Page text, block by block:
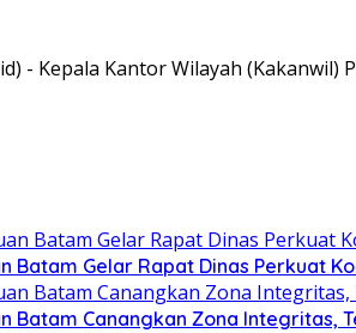
- Kepala Kantor Wilayah
Batam Gelar Rapat Dinas Perkuat
Batam Canangkan Zona Integritas,